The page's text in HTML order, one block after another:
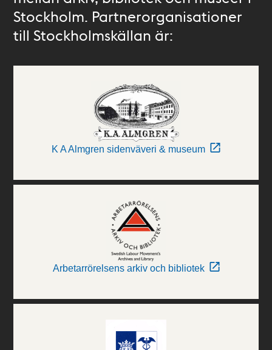
Stockholm. Partnerorganisationer
till Stockholmskällan är:
K A Almgren sidenväveri & museum
Arbetarrörelsens arkiv och bibliotek